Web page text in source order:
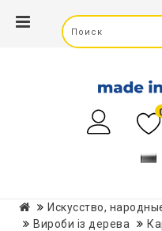
Искусство,
Вироби із дерева